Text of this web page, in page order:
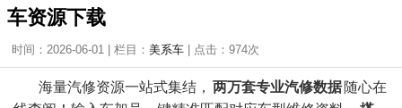
车资源下载
时间：2026-06-01 | 栏目： 美系车 | 点击： 974次
海量汽修资源一站式集结， 两万套专业汽修数据 随心在